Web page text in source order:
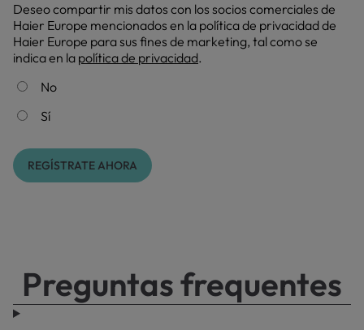
Deseo compartir mis datos con los socios comerciales de
Haier Europe mencionados en la política de privacidad de
Haier Europe para sus fines de marketing, tal como se
indica en la política de privacidad.
No
Sí
REGÍSTRATE AHORA
Preguntas frequentes